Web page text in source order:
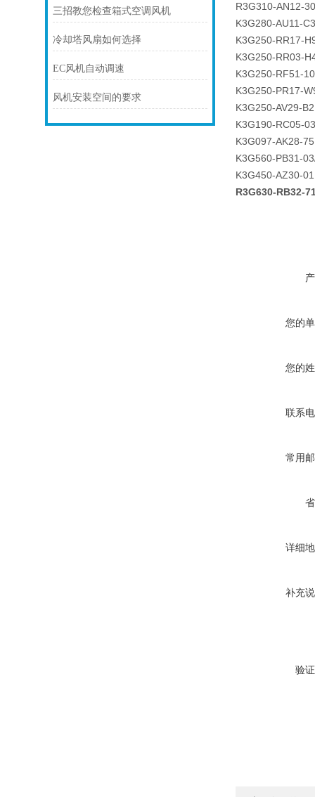
三招教您检查箱式空调风机
冷却塔风扇如何选择
EC风机自动调速
风机安装空间的要求
R3G310-AN12-30
K3G280-AU11-C3
K3G250-RR17-
K3G250-RR03-
K3G250-RF51-10
K3G250-PR17-
K3G250-AV29-B2
K3G190-RC05-03
K3G097-AK28-75
K3G560-PB31-
K3G450-AZ30-01
R3G630-RB32-
您的
您的
联系
常用
详细
补充
验